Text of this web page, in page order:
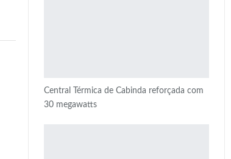
Central Térmica de Cabinda reforçada com
30 megawatts